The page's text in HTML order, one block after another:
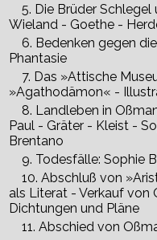
5. Die Brüder Schlegel
Wieland - Goethe -
6. Bedenken gegen
Phantasie
7. Das »Attische
»Agathodämon« -
8. Landleben in
Paul - Gräter - Kleist -
Brentano
9. Todesfälle: Sophie
10. Abschluß von
als Literat - Verkauf
Dichtungen und Pläne
11. Abschied von